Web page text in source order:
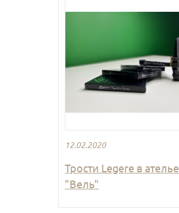
12.02.2020
Трости Legere в ателье
"Вель"